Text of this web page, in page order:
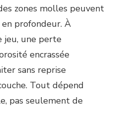
zones molles peuvent
profondeur. À
jeu, une perte
encrassée
sans reprise
Tout dépend
pas seulement de